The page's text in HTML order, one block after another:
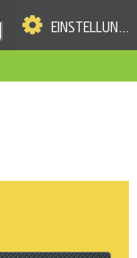
EINSTELLUNGEN